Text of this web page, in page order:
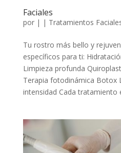
Faciales
por | | Tratamientos
Tu rostro más bello y
específicos para ti:
Limpieza profunda
Terapia fotodinámica Botox
intensidad Cada tratamiento